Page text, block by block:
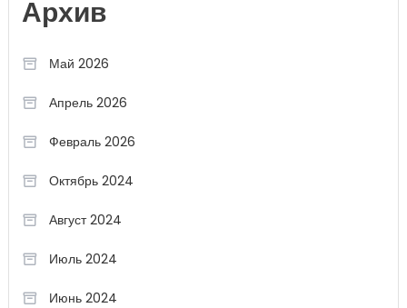
Архив
Май 2026
Апрель 2026
Февраль 2026
Октябрь 2024
Август 2024
Июль 2024
Июнь 2024